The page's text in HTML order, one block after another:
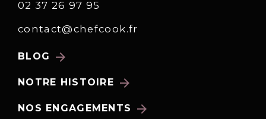
02 37 26 97 95
contact@chefcook.fr
BLOG arrow_forward
NOTRE HISTOIRE arrow_forward
NOS ENGAGEMENTS arrow_forward